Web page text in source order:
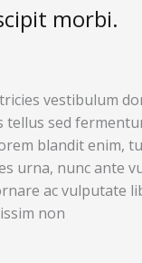
morbi.
vestibulum
tellus sed
blandit enim,
urna, nunc ante
ac vulputate
non